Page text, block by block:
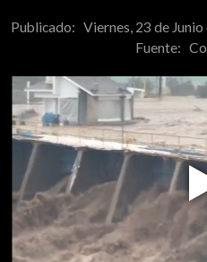
Publicado: Viernes, 23 de
Fuente:
Play
Video